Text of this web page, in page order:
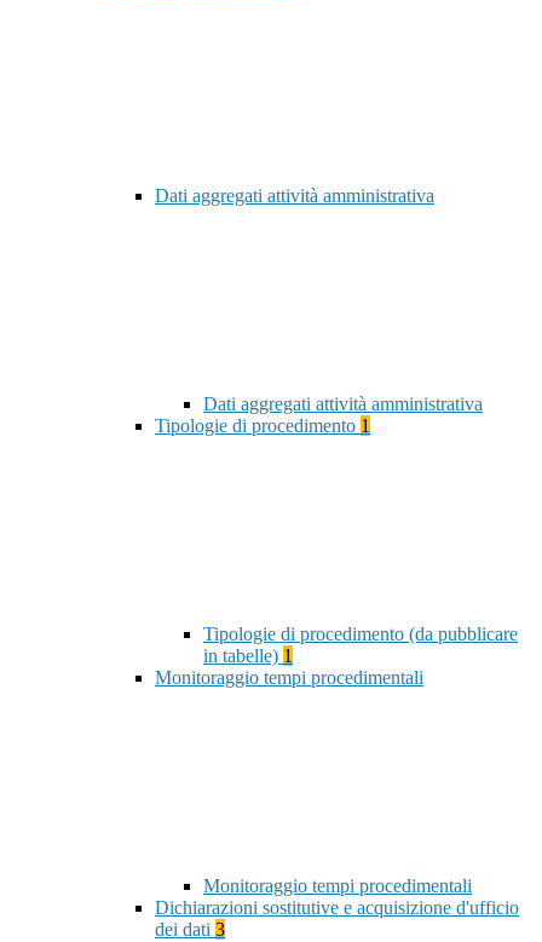
Dati aggregati attività amministrativa
Dati aggregati attività amministrativa
Tipologie di procedimento 1
Tipologie di procedimento (da pubblicare
in tabelle) 1
Monitoraggio tempi procedimentali
Monitoraggio tempi procedimentali
Dichiarazioni sostitutive e acquisizione d'ufficio
dei dati 3